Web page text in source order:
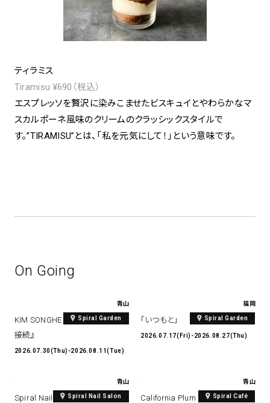
ティラミス
Tiramisu ¥690（税込）
エスプレッソを贅沢に染みこませたビスキュイとやわらかなマ
スカルポーネ風味のクリームのクラッシックスタイルで
す。”TIRAMISU”とは、「私を元気にして！」という意味です。
On Going
青山
Spiral Garden
KIM SONGHE EXHIBITION 『愛と
接続』
2026.07.30(Thu)-2026.08.11(Tue)
福岡
Spiral Garden
「いつもと」
2026.07.17(Fri)-2026.08.27(Thu)
青山
Spiral Nail Salon
Spiral Nail Salon Art #14 Spiral
青山
Spiral Café
California Plum & Nectarine